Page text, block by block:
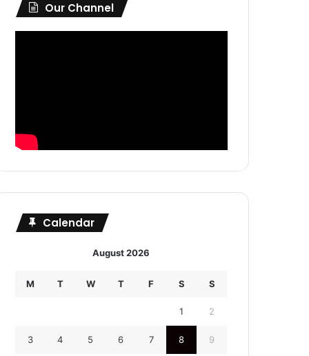
Our Channel
Calendar
August 2026
M T W T F S S
1 2
3 4 5 6 7 8 9